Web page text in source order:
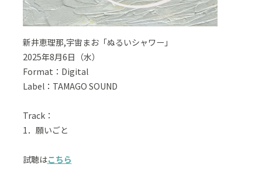
新井恵理那,宇宙まお「ぬるいシャワー」
2025年8月6日（水）
Format：Digital
Label：TAMAGO SOUND
Track：
1．願いごと
試聴はこちら